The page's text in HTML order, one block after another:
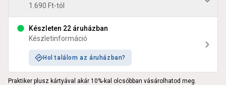
1.690 Ft-tól
Készleten 22 áruházban
Készletinformáció
Hol találom az áruházban?
Praktiker plusz kártyával akár 10%-kal olcsóbban vásárolhatod meg.